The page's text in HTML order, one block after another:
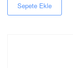
Sepete Ekle